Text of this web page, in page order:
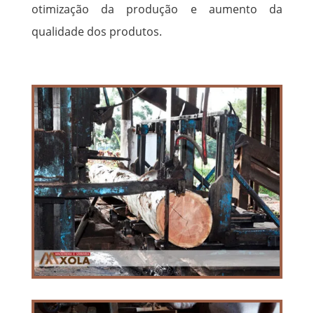
otimização da produção e aumento da
qualidade dos produtos.